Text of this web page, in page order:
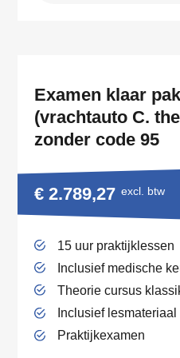
Examen klaar
(vrachtauto C.
zonder code 95
€ 2.789,27 excl. btw
15 uur praktijklessen
Inclusief medische
Theorie cursus
Inclusief
Praktijkexamen